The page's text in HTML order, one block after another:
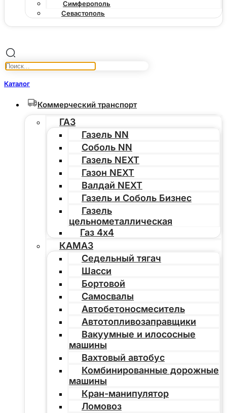
Симферополь
Севастополь
Каталог
Коммерческий транспорт
ГАЗ
Газель NN
Соболь NN
Газель NEXT
Газон NEXT
Валдай NEXT
Газель и Соболь Бизнес
Газель
цельнометаллическая
Газ 4х4
КАМАЗ
Седельный тягач
Шасси
Бортовой
Самосвалы
Автобетоносмеситель
Автотопливозаправщики
Вакуумные и илососные
машины
Вахтовый автобус
Комбинированные дорожные
машины
Кран-манипулятор
Ломовоз